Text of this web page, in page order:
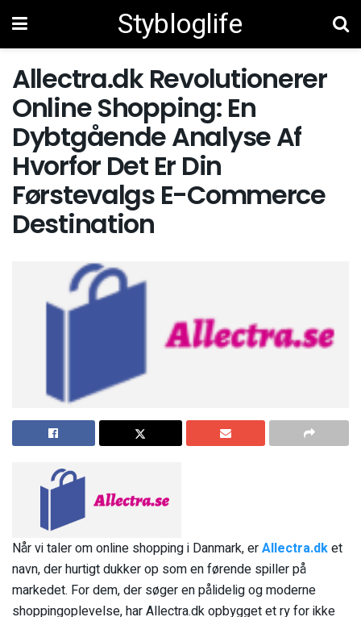
Stybloglife
Allectra.dk Revolutionerer
Online Shopping: En
Dybtgående Analyse Af
Hvorfor Det Er Din
Førstevalgs E-Commerce
Destination
Når vi taler om online shopping i Danmark, erAllectra.dket
navn, der hurtigt dukker op som en førende spiller på
markedet. For dem, der søger en pålidelig og moderne
shoppingoplevelse, har Allectra.dk opbygget et ry for ikke